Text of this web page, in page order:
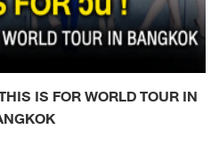
IS FOR WORLD TOUR IN